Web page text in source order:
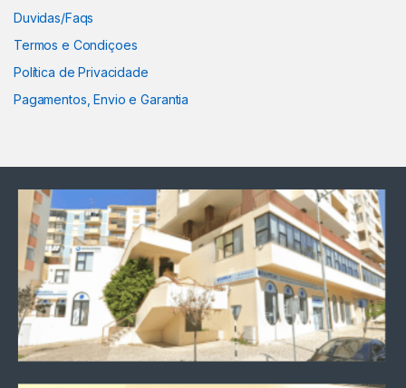
Duvidas/Faqs
Termos e Condiçoes
Política de Privacidade
Pagamentos, Envio e Garantia